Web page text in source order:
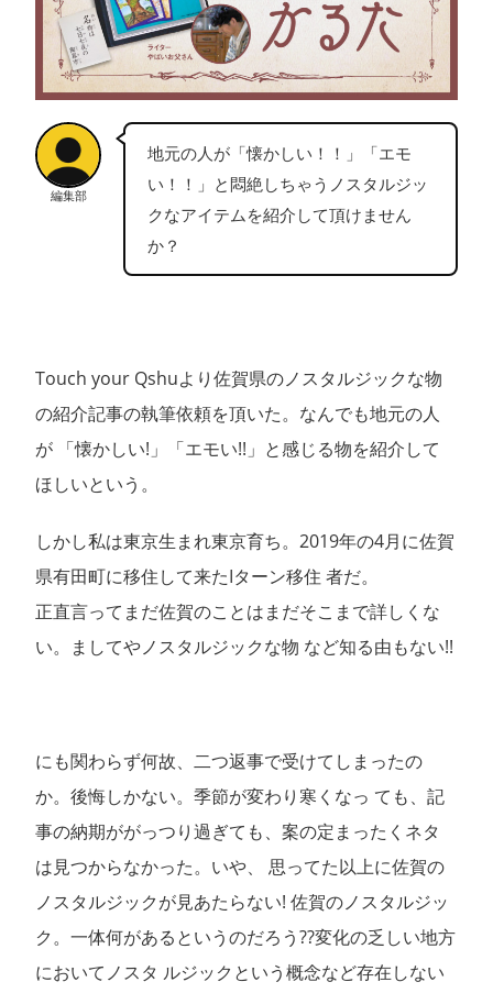
編集部
地元の人が「懐かしい！！」「エモ
い！！」と悶絶しちゃうノスタルジッ
クなアイテムを紹介して頂けません
か？
Touch your Qshuより佐賀県のノスタルジックな物
の紹介記事の執筆依頼を頂いた。なんでも地元の人
が 「懐かしい!」「エモい!!」と感じる物を紹介して
ほしいという。
しかし私は東京生まれ東京育ち。2019年の4月に佐賀
県有田町に移住して来たIターン移住 者だ。
正直言ってまだ佐賀のことはまだそこまで詳しくな
い。ましてやノスタルジックな物 など知る由もない!!
にも関わらず何故、二つ返事で受けてしまったの
か。後悔しかない。季節が変わり寒くなっ ても、記
事の納期ががっつり過ぎても、案の定まったくネタ
は見つからなかった。いや、 思ってた以上に佐賀の
ノスタルジックが見あたらない! 佐賀のノスタルジッ
ク。一体何があるというのだろう??変化の乏しい地方
においてノスタ ルジックという概念など存在しない